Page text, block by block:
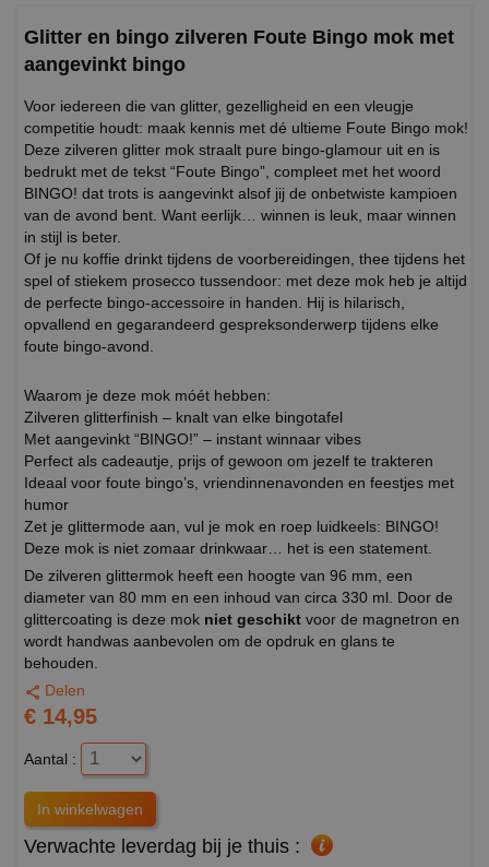
Glitter en bingo zilveren Foute Bingo mok met
aangevinkt bingo
Voor iedereen die van glitter, gezelligheid en een vleugje
competitie houdt: maak kennis met dé ultieme Foute Bingo mok!
Deze zilveren glitter mok straalt pure bingo-glamour uit en is
bedrukt met de tekst “Foute Bingo”, compleet met het woord
BINGO! dat trots is aangevinkt alsof jij de onbetwiste kampioen
van de avond bent. Want eerlijk… winnen is leuk, maar winnen
in stijl is beter.
Of je nu koffie drinkt tijdens de voorbereidingen, thee tijdens het
spel of stiekem prosecco tussendoor: met deze mok heb je altijd
de perfecte bingo-accessoire in handen. Hij is hilarisch,
opvallend en gegarandeerd gespreksonderwerp tijdens elke
foute bingo-avond.
Waarom je deze mok móét hebben:
Zilveren glitterfinish – knalt van elke bingotafel
Met aangevinkt “BINGO!” – instant winnaar vibes
Perfect als cadeautje, prijs of gewoon om jezelf te trakteren
Ideaal voor foute bingo’s, vriendinnenavonden en feestjes met
humor
Zet je glittermode aan, vul je mok en roep luidkeels: BINGO!
Deze mok is niet zomaar drinkwaar… het is een statement.
De zilveren glittermok heeft een hoogte van 96 mm, een
diameter van 80 mm en een inhoud van circa 330 ml. Door de
glittercoating is deze mok niet geschikt voor de magnetron en
wordt handwas aanbevolen om de opdruk en glans te
behouden.
Delen
€ 14,95
Aantal :
Verwachte leverdag bij je thuis :